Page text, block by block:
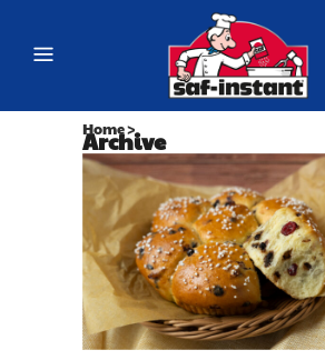
Archive
Home>